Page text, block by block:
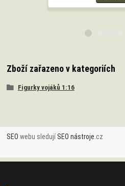
Zboží zařazeno v kategoriích
Figurky vojáků 1:16
SEO webu sledujíSEO nástroje .cz